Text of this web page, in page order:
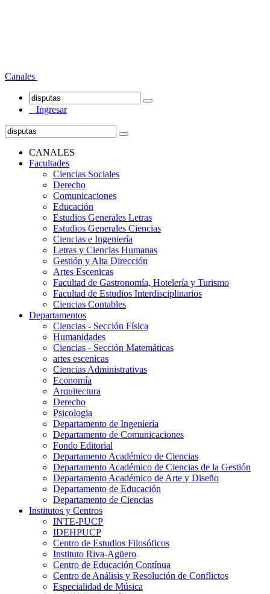
Canales
Ingresar
CANALES
Facultades
Ciencias Sociales
Derecho
Comunicaciones
Educación
Estudios Generales Letras
Estudios Generales Ciencias
Ciencias e Ingeniería
Letras y Ciencias Humanas
Gestión y Alta Dirección
Artes Escenicas
Facultad de Gastronomía, Hotelería y Turismo
Facultad de Estudios Interdisciplinarios
Ciencias Contables
Departamentos
Ciencias - Sección Física
Humanidades
Ciencias - Sección Matemáticas
artes escenicas
Ciencias Administrativas
Economía
Arquitectura
Derecho
Psicologia
Departamento de Ingeniería
Departamento de Comunicaciones
Fondo Editorial
Departamento Académico de Ciencias
Departamento Académico de Ciencias de la Gestión
Departamento Académico de Arte y Diseño
Departamento de Educación
Departamento de Ciencias
Institutos y Centros
INTE-PUCP
IDEHPUCP
Centro de Estudios Filosóficos
Instituto Riva-Agüero
Centro de Educación Contínua
Centro de Análisis y Resolución de Conflictos
Especialidad de Música